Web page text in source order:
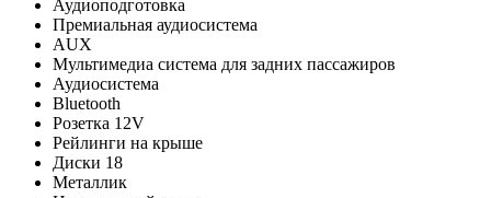
Аудиоподготовка
Премиальная аудиосистема
AUX
Мультимедиа система для задних пассажиров
Аудиосистема
Bluetooth
Розетка 12V
Рейлинги на крыше
Диски 18
Металлик